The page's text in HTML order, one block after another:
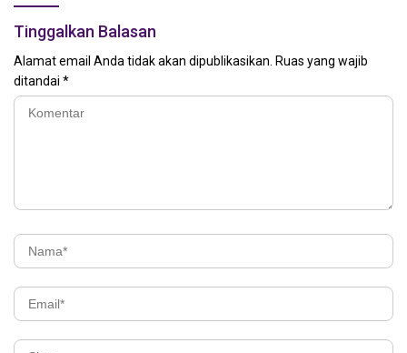
Tinggalkan Balasan
Alamat email Anda tidak akan dipublikasikan. Ruas yang wajib
ditandai *